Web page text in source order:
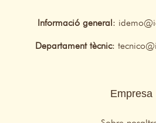
Informació general:
Departament tècnic:
Empresa